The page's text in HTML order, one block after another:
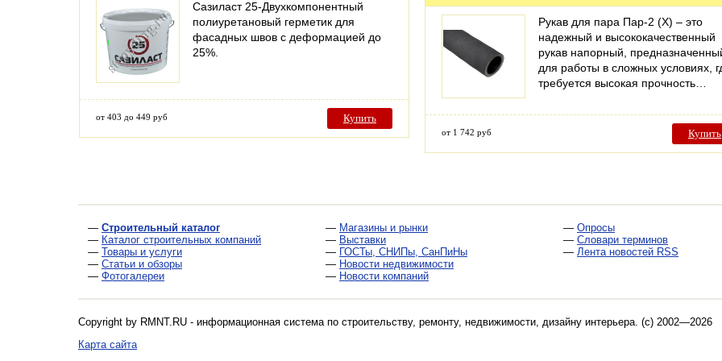
Сазиласт 25-Двухкомпонентный
полиуретановый герметик для
фасадных швов с деформацией до
25%.
от 403 до 449 руб Купить
Рукав для пара Пар-2 (X) – это
надежный и высококачественный
рукав напорный,
для работы в сложных условиях,
требуется высокая прочность…
от 1 742 руб Купить
— Строительный каталог
— Каталог строительных компаний
— Товары и услуги
— Статьи и обзоры
— Фотогалереи
— Магазины и рынки
— Выставки
— ГОСТы, СНИПы, СанПиНы
— Новости недвижимости
— Новости компаний
— Опросы
— Словари терминов
— Лента новостей RSS
Copyright by RMNT.RU - информационная система по строительству, ремонту, недвижимости, дизайну интерьера. (c) 2002—2026
Карта сайта